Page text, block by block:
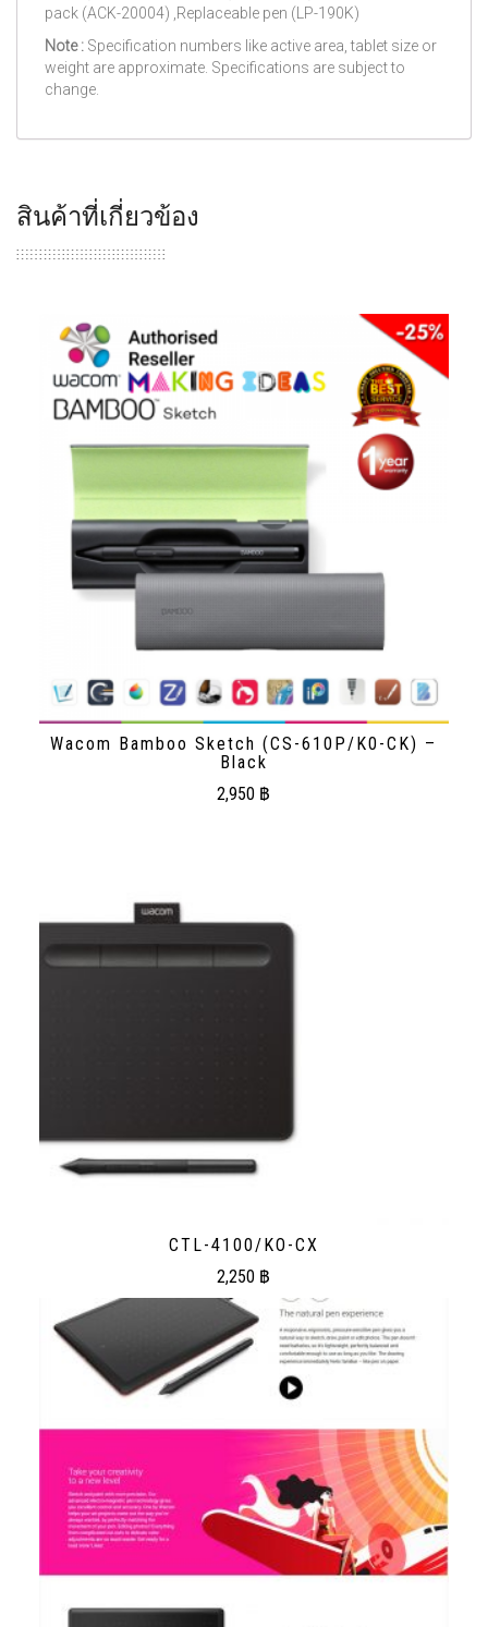
pack (ACK-20004) ,Replaceable pen (LP-190K)
Note : Specification numbers like active area, tablet size or
weight are approximate. Specifications are subject to
change.
สินค้าที่เกี่ยวข้อง
Wacom Bamboo Sketch (CS-610P/K0-CK) –
Black
2,950 ฿
CTL-4100/KO-CX
2,250 ฿